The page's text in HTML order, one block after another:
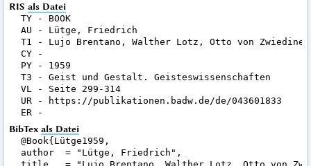
RIS als Datei
TY - BOOK
AU - Lütge, Friedrich
T1 - Lujo Brentano, Walther Lotz, Otto von
CY -
PY - 1959
T3 - Geist und Gestalt. Geisteswissenschaften
VL - Seite 299-314
UR - https://publikationen.badw.de/de/043601833
BibTex als Datei
@Book{Lütge1959,
author  = "Lütge, Friedrich",